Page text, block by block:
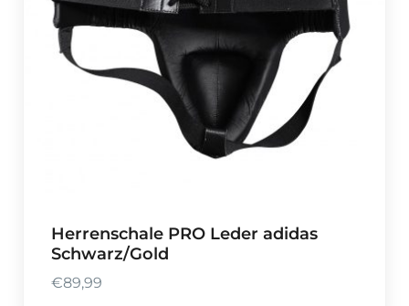
Herrenschale PRO Leder adidas
Schwarz/Gold
€89,99